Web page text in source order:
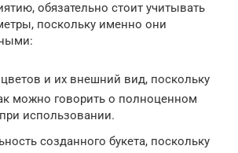
обязательно стоит учитывать
поскольку именно они
и их внешний вид, поскольку
можно говорить о полноценном
использовании.
созданного букета, поскольку